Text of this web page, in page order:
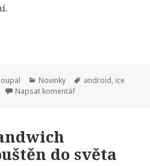
4X HD – konkurence pro
Rubriky:
Novinky Štítky:
android, ice
Napsat komentář
do světa